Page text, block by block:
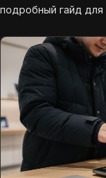
подробный гайд для